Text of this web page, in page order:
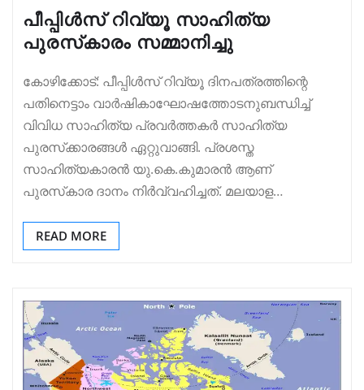
പീപ്പിള്‍സ് റിവ്യൂ സാഹിത്യ
പുരസ്‌കാരം സമ്മാനിച്ചു
കോഴിക്കോട്: പീപ്പിള്‍സ് റിവ്യൂ ദിനപത്രത്തിന്റെ
പതിനെട്ടാം വാര്‍ഷികാഘോഷത്തോടനുബന്ധിച്ച്
വിവിധ സാഹിത്യ പ്രവർത്തകർ സാഹിത്യ
പുരസ്‌ക്കാരങ്ങൾ ഏറ്റുവാങ്ങി. പ്രശസ്ത
സാഹിത്യകാരന്‍ യു.കെ.കുമാരൻ ആണ്
പുരസ്‌കാര ദാനം നിർവ്വഹിച്ചത്. മലയാള…
READ MORE